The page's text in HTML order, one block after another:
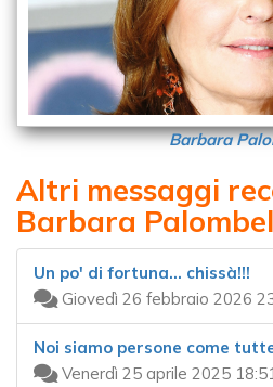
Barbara
Altri messaggi
Barbara
Un po' di fortuna... chissà!!!
Giovedì 26 febbraio 2026
Noi siamo persone come
Venerdì 25 aprile 2025